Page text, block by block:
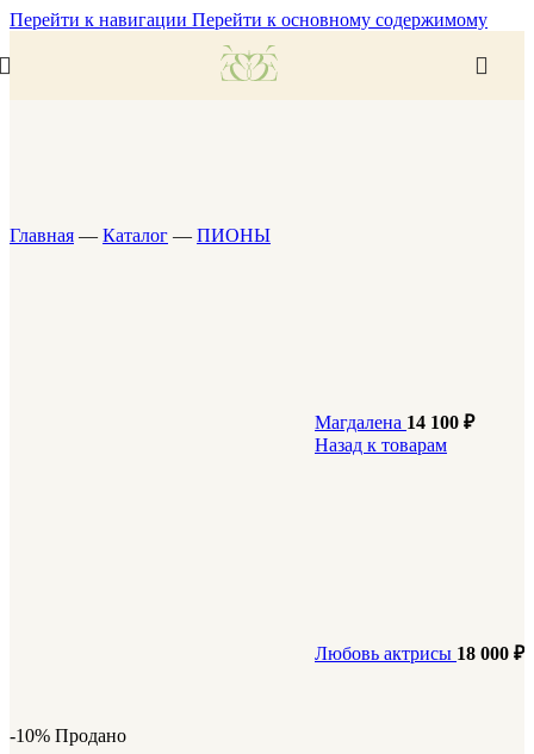
Перейти к навигации Перейти к основному содержимому
Главная — Каталог — ПИОНЫ
Магдалена 14 100 ₽
Назад к товарам
Любовь актрисы 18 000 ₽
-10% Продано